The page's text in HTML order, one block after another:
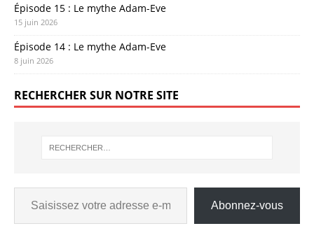
Épisode 15 : Le mythe Adam-Eve
15 juin 2026
Épisode 14 : Le mythe Adam-Eve
8 juin 2026
RECHERCHER SUR NOTRE SITE
Abonnez-vous